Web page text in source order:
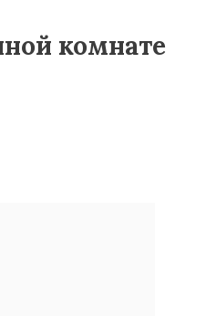
комнате